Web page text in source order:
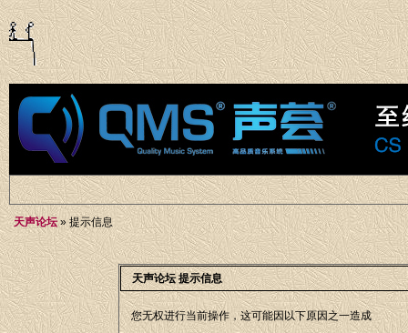
天声论坛» 提示信息
天声论坛 提示信息
您无权进行当前操作，这可能因以下原因之一造成